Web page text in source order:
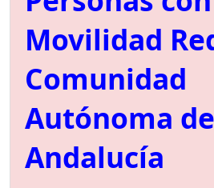
Movilidad
Comunidad
Autónoma de
Andalucía